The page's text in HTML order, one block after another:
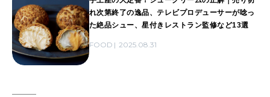
れ次第終了の逸品、テレビプロデューサーが唸っ
た絶品シュー、星付きレストラン監修など13選
FOOD 2025.08.31